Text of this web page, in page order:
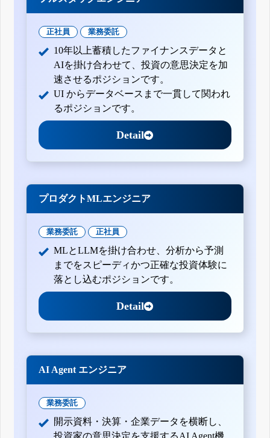
正社員 業務委託
10年以上蓄積したファイナンスデータと
AIを掛け合わせて、投資の意思決定を加
速させるポジションです。
UI からデータベースまで一貫して関われ
るポジションです。
Detail
プロダクトMLエンジニア
業務委託 正社員
MLとLLMを掛け合わせ、分析から予測
までをスピーディかつ正確な投資体験に
落とし込むポジションです。
Detail
AI Agent エンジニア
業務委託
開示資料・決算・企業データを横断し、